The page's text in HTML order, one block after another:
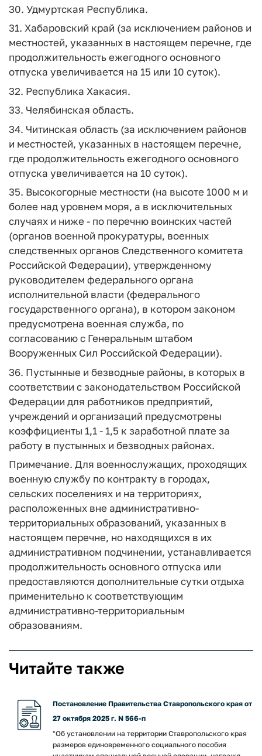
30. Удмуртская Республика.
31. Хабаровский край (за исключением районов и
местностей, указанных в настоящем перечне, где
продолжительность ежегодного основного
отпуска увеличивается на 15 или 10 суток).
32. Республика Хакасия.
33. Челябинская область.
34. Читинская область (за исключением районов
и местностей, указанных в настоящем перечне,
где продолжительность ежегодного основного
отпуска увеличивается на 10 суток).
35. Высокогорные местности (на высоте 1000 м и
более над уровнем моря, а в исключительных
случаях и ниже - по перечню воинских частей
(органов военной прокуратуры, военных
следственных органов Следственного комитета
Российской Федерации), утвержденному
руководителем федерального органа
исполнительной власти (федерального
государственного органа), в котором законом
предусмотрена военная служба, по
согласованию с Генеральным штабом
Вооруженных Сил Российской Федерации).
36. Пустынные и безводные районы, в которых в
соответствии с законодательством Российской
Федерации для работников предприятий,
учреждений и организаций предусмотрены
коэффициенты 1,1 - 1,5 к заработной плате за
работу в пустынных и безводных районах.
Примечание. Для военнослужащих, проходящих
военную службу по контракту в городах,
сельских поселениях и на территориях,
расположенных вне административно-
территориальных образований, указанных в
настоящем перечне, но находящихся в их
административном подчинении, устанавливается
продолжительность основного отпуска или
предоставляются дополнительные сутки отдыха
применительно к соответствующим
административно-территориальным
образованиям.
Читайте также
Постановление Правительства Ставропольского края от
27 октября 2025 г. N 566-п
"Об установлении на территории Ставропольского края
размеров единовременного социального пособия